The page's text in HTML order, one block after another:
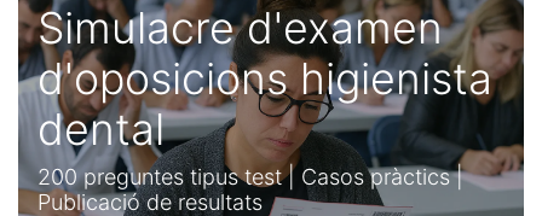
Simulacre d'examen
d'oposicions higienista
dental
200 preguntes tipus test | Casos pràctics |
Publicació de resultats